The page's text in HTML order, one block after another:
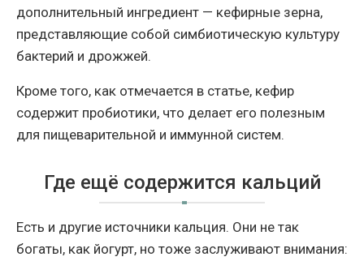
дополнительный ингредиент — кефирные зерна,
представляющие собой симбиотическую культуру
бактерий и дрожжей.
Кроме того, как отмечается в статье, кефир
содержит пробиотики, что делает его полезным
для пищеварительной и иммунной систем.
Где ещё содержится кальций
Есть и другие источники кальция. Они не так
богаты, как йогурт, но тоже заслуживают внимания: